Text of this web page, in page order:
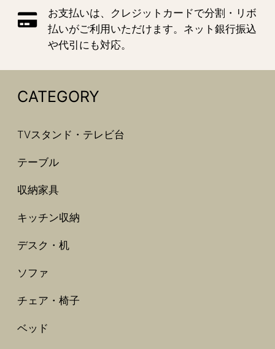
お支払いは、クレジットカードで分割・リボ
払いがご利用いただけます。ネット銀行振込
や代引にも対応。
CATEGORY
TVスタンド・テレビ台
テーブル
収納家具
キッチン収納
デスク・机
ソファ
チェア・椅子
ベッド